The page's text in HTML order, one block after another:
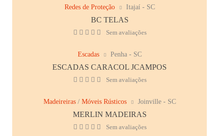
Redes de Proteção Itajaí - SC
BC TELAS
Sem avaliações
Escadas Penha - SC
ESCADAS CARACOL JCAMPOS
Sem avaliações
Madeireiras/ Móveis Rústicos Joinville - SC
MERLIN MADEIRAS
Sem avaliações